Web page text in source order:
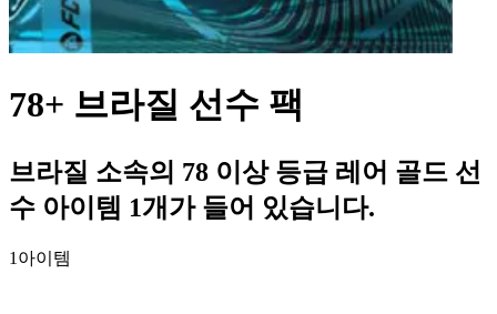
78+ 브라질 선수 팩
브라질 소속의 78 이상 등급 레어 골드 선
수 아이템 1개가 들어 있습니다.
1 아이템